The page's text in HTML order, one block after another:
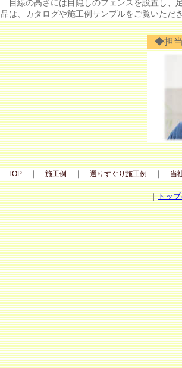
目線の高さには目隠しのフェンスを設置し、
品は、カタログや施工例サンプルをご覧いただ
◆担
TOP｜ 施工例 ｜ 選りすぐり施工例 ｜ 当
｜トッ